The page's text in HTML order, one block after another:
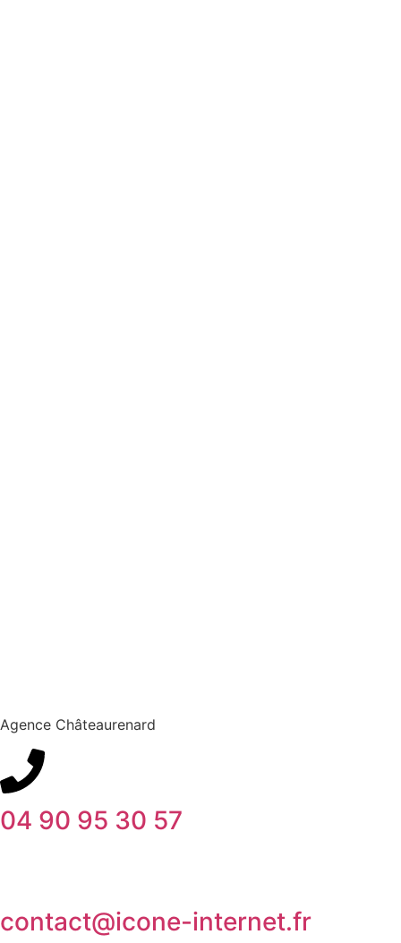
Agence Châteaurenard
04 90 95 30 57
contact@icone-internet.fr